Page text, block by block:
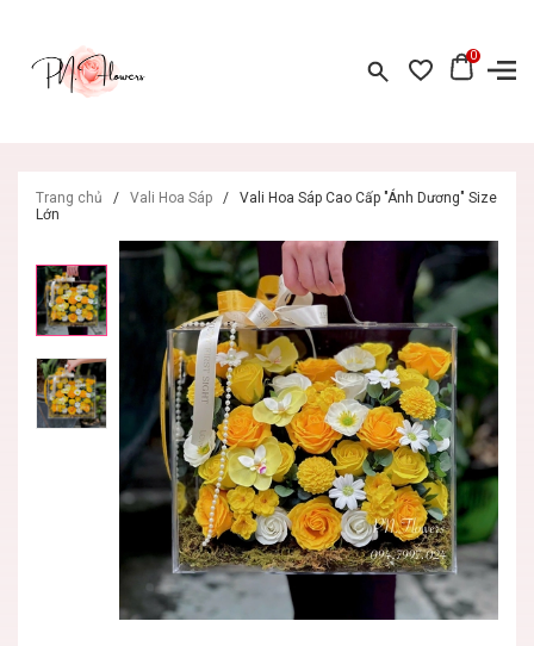
0
Trang chủ / Vali Hoa Sáp /
Vali Hoa Sáp Cao Cấp "Ánh Dương" Size
Lớn